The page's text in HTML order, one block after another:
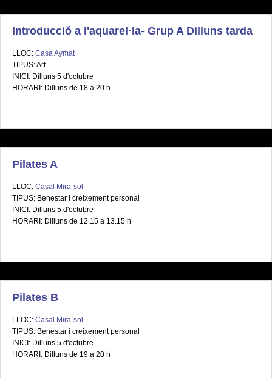
Introducció a l'aquarel·la- Grup A Dilluns tarda
LLOC: Casa Aymat
TIPUS: Art
INICI: Dilluns 5 d'octubre
HORARI: Dilluns de 18 a 20 h
Pilates A
LLOC: Casal Mira-sol
TIPUS: Benestar i creixement personal
INICI: Dilluns 5 d'octubre
HORARI: Dilluns de 12.15 a 13.15 h
Pilates B
LLOC: Casal Mira-sol
TIPUS: Benestar i creixement personal
INICI: Dilluns 5 d'octubre
HORARI: Dilluns de 19 a 20 h